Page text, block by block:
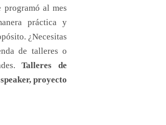
programó al mes
práctica y
¿Necesitas
de talleres o
Talleres de
proyecto